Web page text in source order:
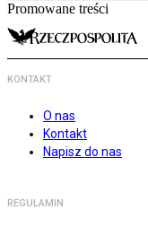
Promowane treści
KONTAKT
O nas
Kontakt
Napisz do nas
REGULAMIN